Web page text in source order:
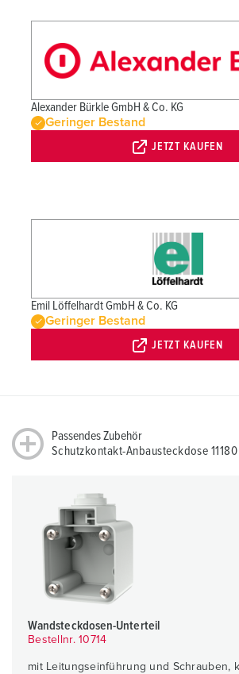
Alexander Bürkle GmbH & Co. KG
Geringer Bestand
JETZT KAUFEN
Emil Löffelhardt GmbH & Co. KG
Geringer Bestand
JETZT KAUFEN
Passendes Zubehör
Schutzkontakt-Anbausteckdose 11180
Wandsteckdosen-Unterteil
Bestellnr. 10714
mit Leitungseinführung und Schrauben,